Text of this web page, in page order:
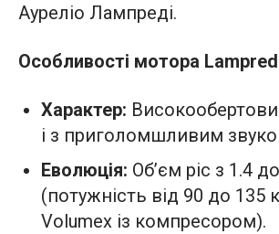
Ауреліо Лампреді.
Особливості мотора
Характер:
і з приголомшливим
Еволюція: Об’єм ріс з 1.4
(потужність від 90 до 135
Volumex із компресором).